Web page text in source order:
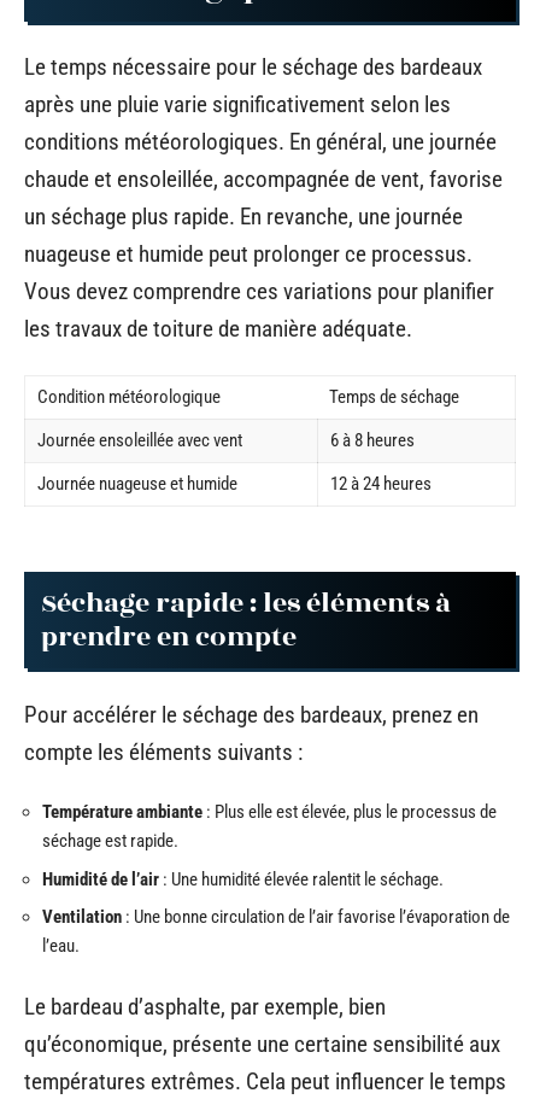
Le temps nécessaire pour le séchage des bardeaux
après une pluie varie significativement selon les
conditions météorologiques. En général, une journée
chaude et ensoleillée, accompagnée de vent, favorise
un séchage plus rapide. En revanche, une journée
nuageuse et humide peut prolonger ce processus.
Vous devez comprendre ces variations pour planifier
les travaux de toiture de manière adéquate.
Condition météorologique
Temps de séchage
Journée ensoleillée avec vent
6 à 8 heures
Journée nuageuse et humide
12 à 24 heures
Séchage rapide : les éléments à
prendre en compte
Pour accélérer le séchage des bardeaux, prenez en
compte les éléments suivants :
Température ambiante : Plus elle est élevée, plus le processus de
séchage est rapide.
Humidité de l’air : Une humidité élevée ralentit le séchage.
Ventilation : Une bonne circulation de l’air favorise l’évaporation de
l’eau.
Le bardeau d’asphalte, par exemple, bien
qu’économique, présente une certaine sensibilité aux
températures extrêmes. Cela peut influencer le temps